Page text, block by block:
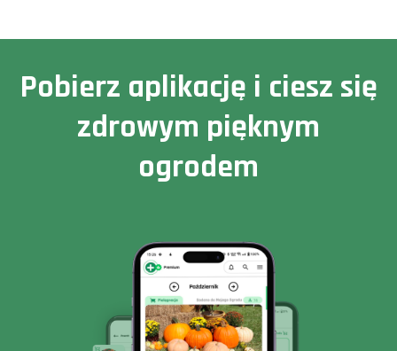
Pobierz aplikację i ciesz się
zdrowym pięknym
ogrodem